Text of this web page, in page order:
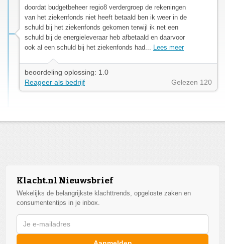
doordat budgetbeheer regio8 verdergroep de rekeningen
van het ziekenfonds niet heeft betaald ben ik weer in de
schuld bij het ziekenfonds gekomen terwijl ik net een
schuld bij de energieleveraar heb afbetaald en daarvoor
ook al een schuld bij het ziekenfonds had... Lees meer
beoordeling oplossing: 1.0
Reageer als bedrijf
Gelezen 120
Klacht.nl Nieuwsbrief
Wekelijks de belangrijkste klachttrends, opgeloste zaken en
consumententips in je inbox.